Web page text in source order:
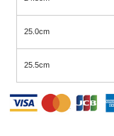
25.0cm
25.5cm